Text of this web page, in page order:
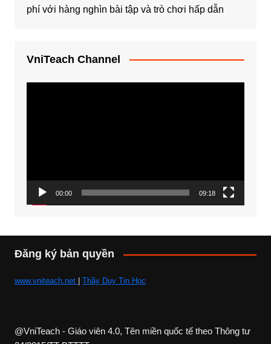
phí với hàng nghìn bài tập và trò chơi hấp dẫn
VniTeach Channel
00:00 09:18
Đăng ký bản quyền
www.vniteach.net Thầy Duy Tin Học
@VniTeach - Giáo viên 4.0, Tên miền quốc tế theo Thông tư